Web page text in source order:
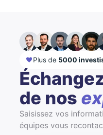
Plus de 5000
de nos
Saisissez vos
équipes vous